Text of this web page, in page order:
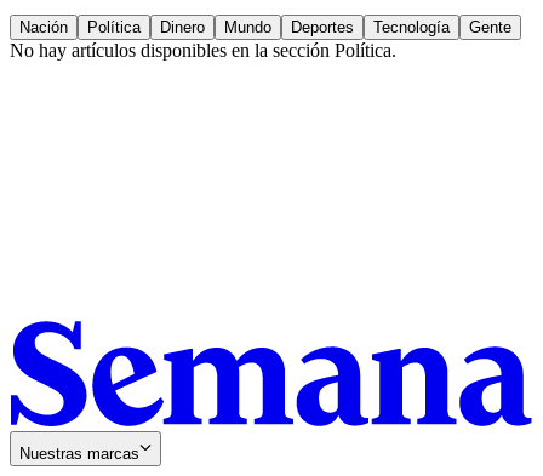
Nación Política Dinero Mundo Deportes Tecnología Gente
No hay artículos disponibles en la sección Política.
Nuestras marcas